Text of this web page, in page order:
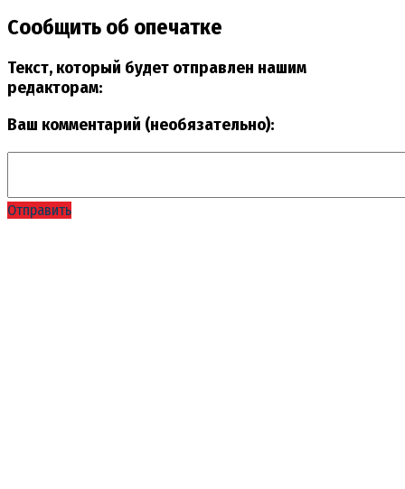
Сообщить об опечатке
Текст, который будет отправлен нашим
редакторам:
Ваш комментарий (необязательно):
Отправить